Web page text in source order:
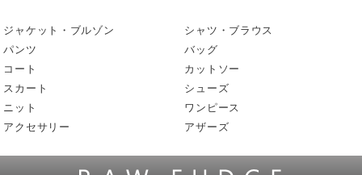
ジャケット・ブルゾン
シャツ・ブラウス
パンツ
バッグ
コート
カットソー
スカート
シューズ
ニット
ワンピース
アクセサリー
アザーズ